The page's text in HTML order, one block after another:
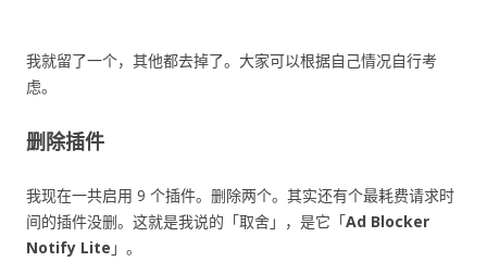
我就留了一个，其他都去掉了。大家可以根据自己情况自行考
虑。
删除插件
我现在一共启用 9 个插件。删除两个。其实还有个最耗费请求时
间的插件没删。这就是我说的「取舍」，是它「Ad Blocker
Notify Lite 」。